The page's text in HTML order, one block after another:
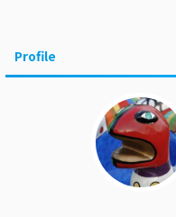
Profile